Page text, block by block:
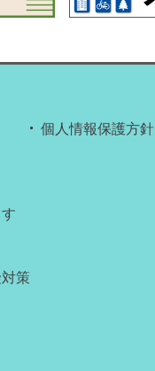
集合住宅管理新聞『アメニティ』に当協議会のセミナーが掲載されました
知らせ
セミナー開催
策
個人情報保護方針